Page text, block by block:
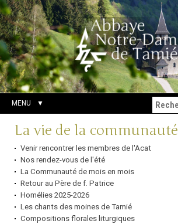
Aller
au
contenu.
|
Aller
à
la
navigation
Outils
personnels
Chercher par
Recherche
avancée…
MENU
Navigation
La vie de la communauté
Venir rencontrer les membres de l'Acat
Nos rendez-vous de l'été
La Communauté de mois en mois
Retour au Père de f. Patrice
Homélies 2025-2026
Les chants des moines de Tamié
Compositions florales liturgiques